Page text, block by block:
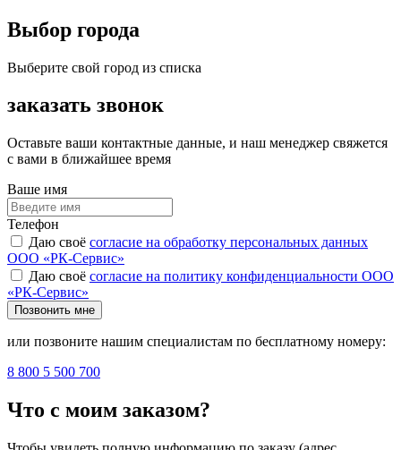
Выбор города
Выберите свой город из списка
заказать звонок
Оставьте ваши контактные данные, и наш менеджер свяжется
с вами в ближайшее время
Ваше имя
Телефон
Даю своё согласие на обработку персональных данных
ООО «РК-Сервис»
Даю своё согласие на политику конфиденциальности ООО
«РК-Сервис»
Позвонить мне
или позвоните нашим специалистам по бесплатному номеру:
8 800 5 500 700
Что с моим заказом?